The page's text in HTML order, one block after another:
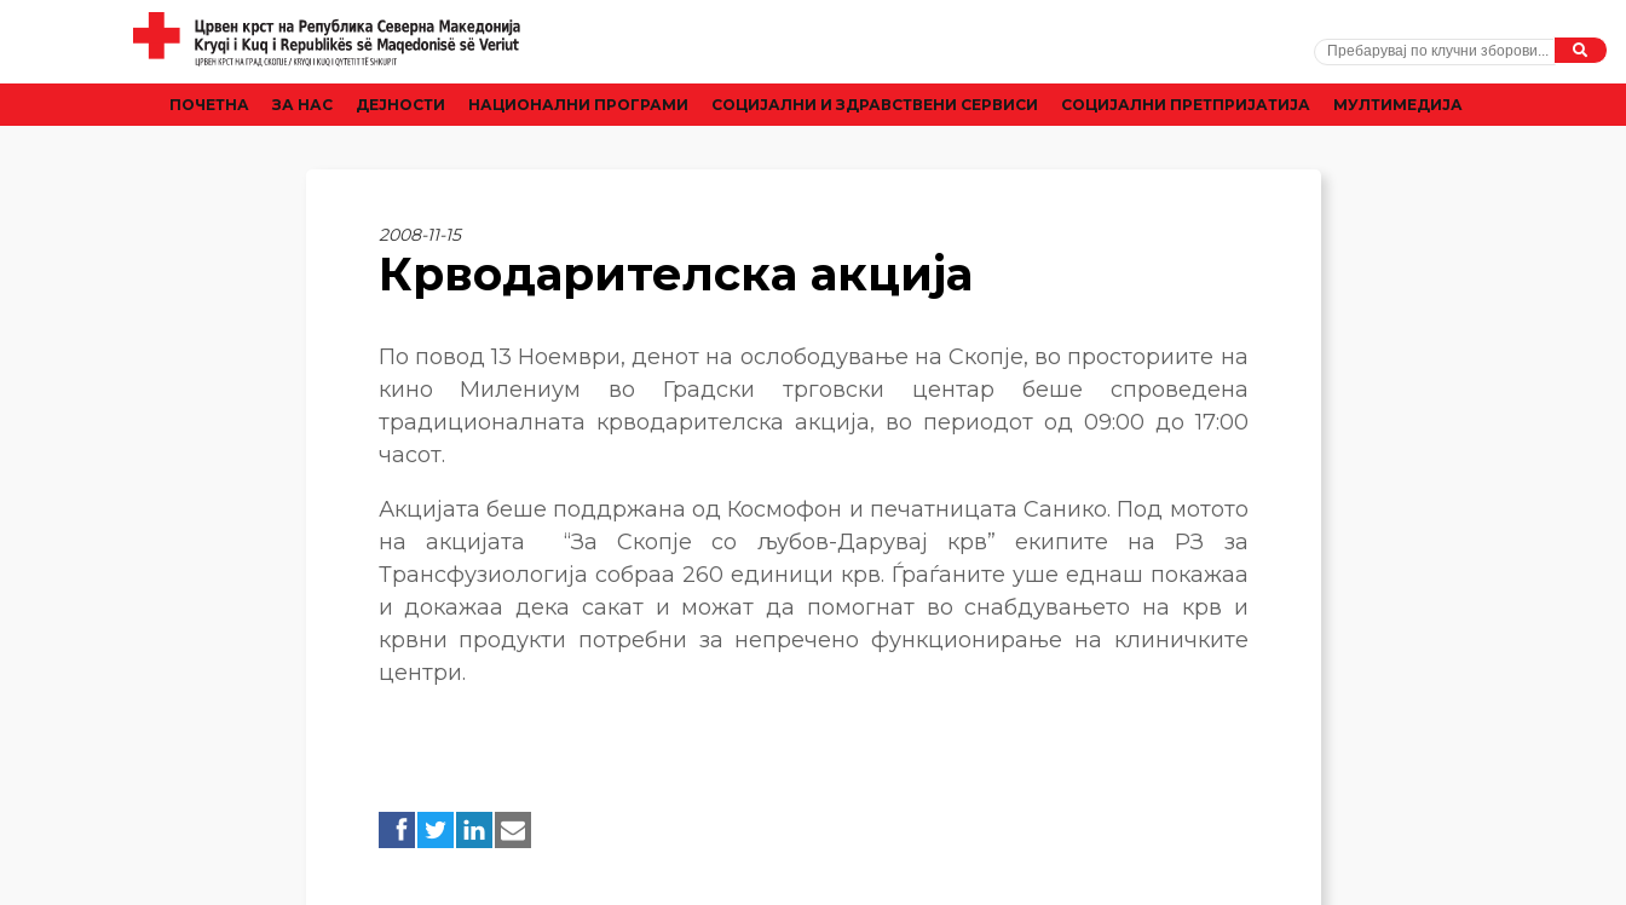
ПОЧЕТНА ЗА НАС ДЕЈНОСТИ НАЦИОНАЛНИ ПРОГРАМИ CОЦИЈАЛНИ И ЗДРАВСТВЕНИ СЕРВИСИ СОЦИЈАЛНИ ПРЕТПРИЈАТИЈА МУЛТИМЕДИЈА
2008-11-15
Крводарителска акција
По повод 13 Ноември, денот на ослободување на Скопје, во просториите на
кино Милениум во Градски трговски центар беше спроведена
традиционалната крводарителска акција, во периодот од 09:00 до 17:00
часот.
Акцијата беше поддржана од Космофон и печатницата Санико. Под мотото
на акцијата “За Скопје со љубов-Дарувај крв” екипите на РЗ за
Трансфузиологија собраа 260 единици крв. Ѓраѓаните уше еднаш покажаа
и докажаа дека сакат и можат да помогнат во снабдувањето на крв и
крвни продукти потребни за непречено функционирање на клиничките
центри.